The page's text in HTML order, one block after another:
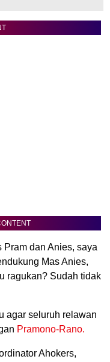
Pram dan Anies, saya
Mas Anies,
ragukan? Sudah tidak
agar seluruh relawan
Pramono-Rano.
Ahokers,